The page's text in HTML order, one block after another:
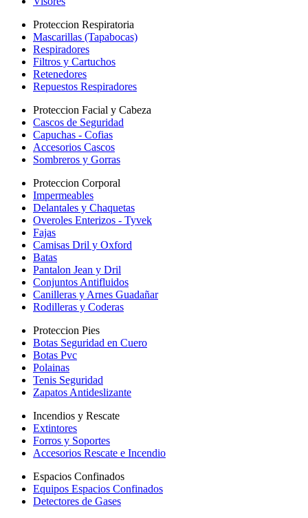
Proteccion Respiratoria
Mascarillas (Tapabocas)
Respiradores
Filtros y Cartuchos
Retenedores
Repuestos Respiradores
Proteccion Facial y Cabeza
Cascos de Seguridad
Capuchas - Cofias
Accesorios Cascos
Sombreros y Gorras
Proteccion Corporal
Impermeables
Delantales y Chaquetas
Overoles Enterizos - Tyvek
Fajas
Camisas Dril y Oxford
Batas
Pantalon Jean y Dril
Conjuntos Antifluidos
Canilleras y Arnes Guadañar
Rodilleras y Coderas
Proteccion Pies
Botas Seguridad en Cuero
Botas Pvc
Polainas
Tenis Seguridad
Zapatos Antideslizante
Incendios y Rescate
Extintores
Forros y Soportes
Accesorios Rescate e Incendio
Espacios Confinados
Equipos Espacios Confinados
Detectores de Gases